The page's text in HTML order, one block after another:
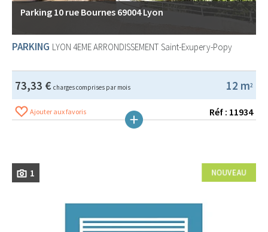
Parking 10 rue Bournes 69004 Lyon
PARKING LYON 4EME ARRONDISSEMENT Saint-Exupery-Popy
12 m2
73,33 € charges comprises par mois
Ajouter aux favoris Réf : 11934
1